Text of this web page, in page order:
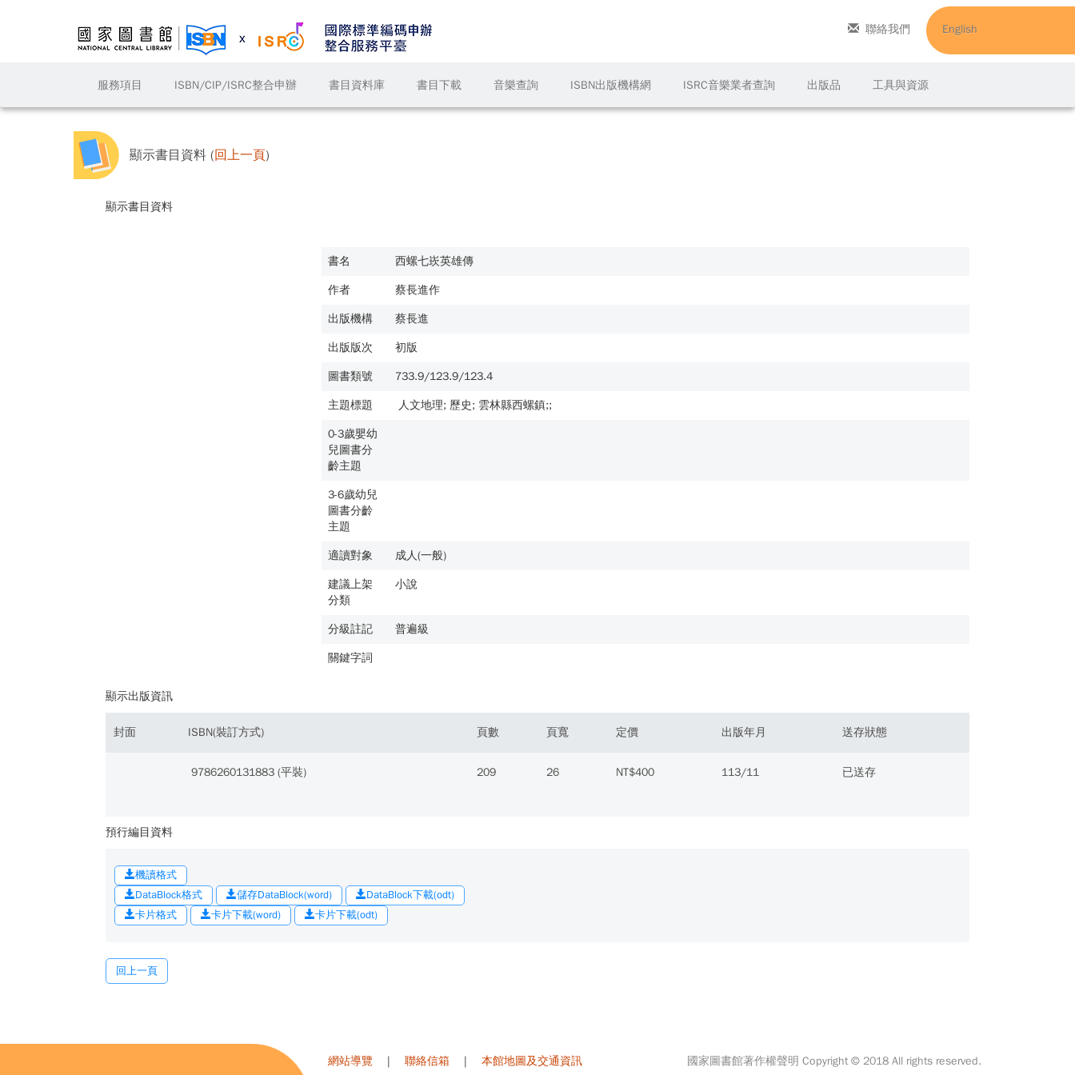
服務項目 ISBN/CIP/ISRC整合申辦 書目資料庫 書目下載 音樂查詢 ISBN出版機構網 ISRC音樂業者查詢 出版品 工具與資源
聯絡我們 English
顯示書目資料 (回上一頁)
顯示書目資料
書名 西螺七崁英雄傳
作者 蔡長進作
出版機構 蔡長進
出版版次 初版
圖書類號 733.9/123.9/123.4
主題標題 人文地理; 歷史; 雲林縣西螺鎮;;
0-3歲嬰幼
兒圖書分
齡主題
3-6歲幼兒
圖書分齡
主題
適讀對象 成人(一般)
建議上架
分類
小說
分級註記 普遍級
關鍵字詞
顯示出版資訊
封面 ISBN(裝訂方式) 頁數 頁寬 定價 出版年月 送存狀態
9786260131883 (平裝) 209 26 NT$400 113/11 已送存
預行編目資料
機讀格式
DataBlock格式
儲存DataBlock(word)
DataBlock下載(odt)
卡片格式
卡片下載(word) 卡片下載(odt)
回上一頁
網站導覽 | 聯絡信箱| 本館地圖及交通資訊 國家圖書館著作權聲明 Copyright © 2018 All rights reserved.